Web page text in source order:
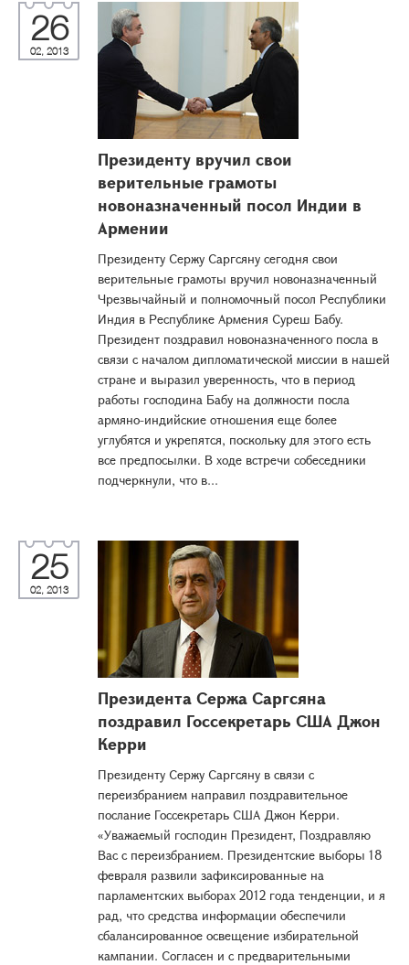
26
02, 2013
Президенту вручил свои
верительные грамоты
новоназначенный посол Индии в
Армении
Президенту Сержу Саргсяну сегодня свои
верительные грамоты вручил новоназначенный
Чрезвычайный и полномочный посол Республики
Индия в Республике Армения Суреш Бабу.
Президент поздравил новоназначенного посла в
связи с началом дипломатической миссии в нашей
стране и выразил уверенность, что в период
работы господина Бабу на должности посла
армяно-индийские отношения еще более
углубятся и укрепятся, поскольку для этого есть
все предпосылки. В ходе встречи собеседники
подчеркнули, что в...
25
02, 2013
Президента Сержа Саргсяна
поздравил Госсекретарь США Джон
Керри
Президенту Сержу Саргсяну в связи с
переизбранием направил поздравительное
послание Госсекретарь США Джон Керри.
«Уважаемый господин Президент, Поздравляю
Вас с переизбранием. Президентские выборы 18
февраля развили зафиксированные на
парламентских выборах 2012 года тенденции, и я
рад, что средства информации обеспечили
сбалансированное освещение избирательной
кампании. Согласен и с предварительными